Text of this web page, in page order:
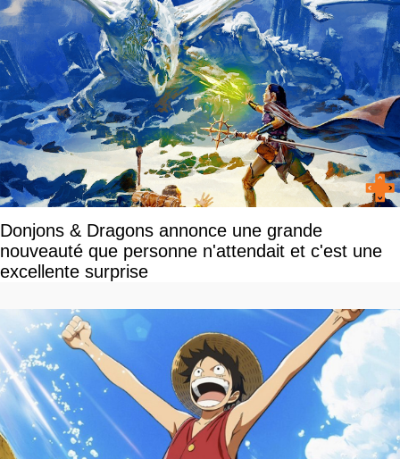
Donjons & Dragons annonce une grande
nouveauté que personne n'attendait et c'est une
excellente surprise